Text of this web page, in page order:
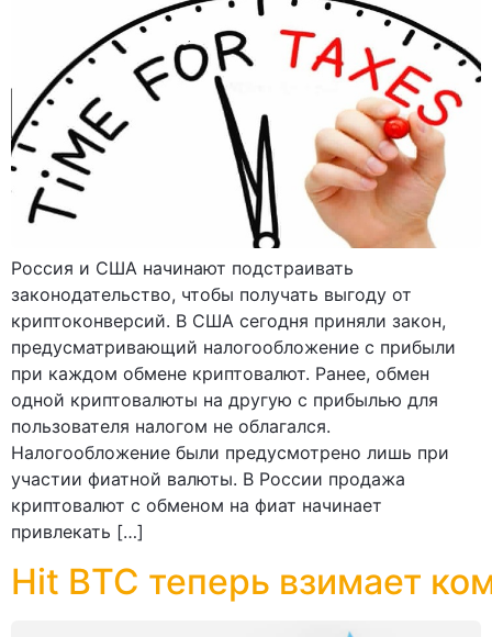
Россия и США начинают подстраивать
законодательство, чтобы получать выгоду от
криптоконверсий. В США сегодня приняли закон,
предусматривающий налогообложение с прибыли
при каждом обмене криптовалют. Ранее, обмен
одной криптовалюты на другую с прибылью для
пользователя налогом не облагался.
Налогообложение были предусмотрено лишь при
участии фиатной валюты. В России продажа
криптовалют с обменом на фиат начинает
привлекать […]
Hit BTC теперь взимает